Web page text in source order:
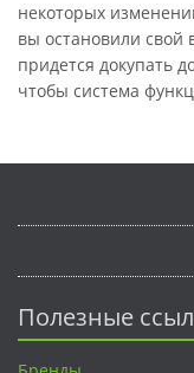
некоторых
вы остановили свой
придется докупать
чтобы система
Полезные